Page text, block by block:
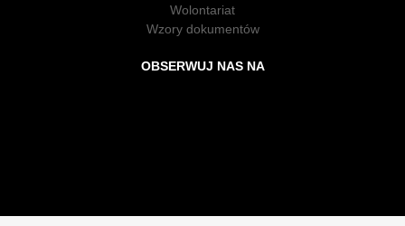
Wolontariat
Wzory dokumentów
OBSERWUJ NAS NA